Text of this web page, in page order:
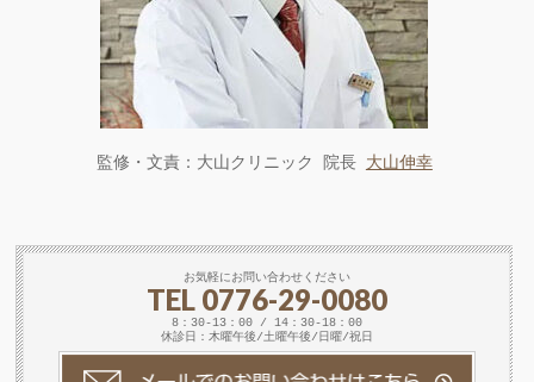
監修・文責：大山クリニック 院長 大山伸幸
お気軽にお問い合わせください
TEL 0776-29-0080
8：30-13：00 / 14：30-18：00
休診日：木曜午後/土曜午後/日曜/祝日